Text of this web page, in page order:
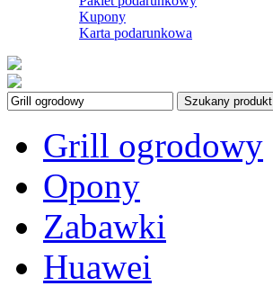
Kupony
Karta podarunkowa
Szukany produkt
Grill ogrodowy
Opony
Zabawki
Huawei